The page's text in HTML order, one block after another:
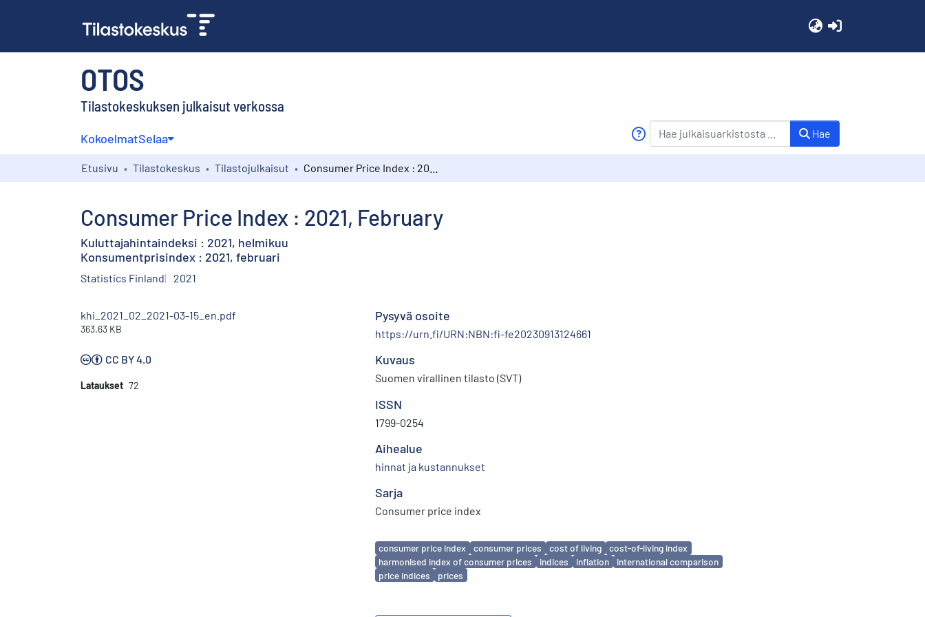
OTOS
Tilastokeskuksen julkaisut verkossa
KokoelmatSelaa Hae
Etusivu Tilastokeskus Tilastojulkaisut
Consumer Price Index : 2021, February
Kuluttajahintaindeksi : 2021, helmikuu
Konsumentprisindex : 2021, februari
Statistics Finland 2021
khi_2021_02_2021-03-15_en.pdf
363.63 KB
CC BY 4.0
Lataukset 72
Pysyvä osoite
https://urn.fi/URN:NBN:fi-fe20230913124661
Kuvaus
Suomen virallinen tilasto (SVT)
ISSN
1799-0254
Aihealue
hinnat ja kustannukset
Sarja
Consumer price index
Avainsanat
consumer price index consumer prices cost of living
cost-of-living index
harmonised index of consumer prices
indices inflation
international comparison
price indices
prices